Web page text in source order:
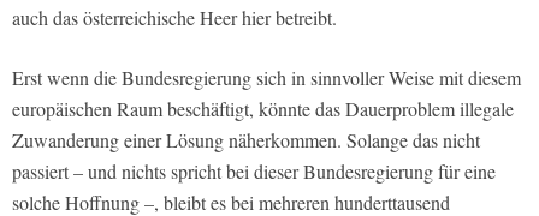
auch das österreichische Heer hier betreibt.
Erst wenn die Bundesregierung sich in sinnvoller Weise mit diesem
europäischen Raum beschäftigt, könnte das Dauerproblem illegale
Zuwanderung einer Lösung näherkommen. Solange das nicht
passiert – und nichts spricht bei dieser Bundesregierung für eine
solche Hoffnung –, bleibt es bei mehreren hunderttausend